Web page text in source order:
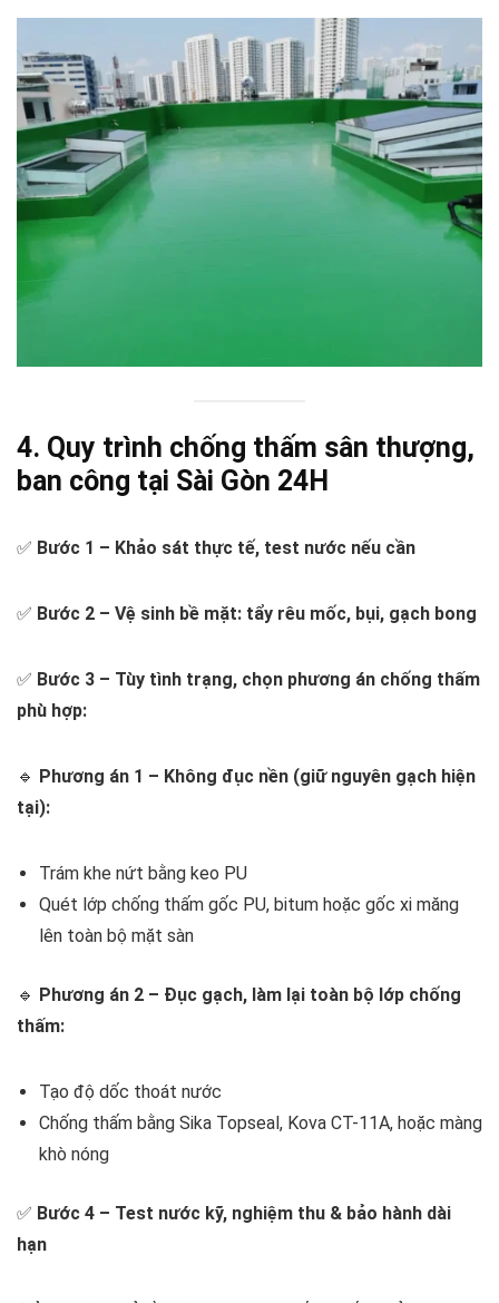
4. Quy trình chống thấm sân thượng,
ban công tại Sài Gòn 24H
✅ Bước 1 – Khảo sát thực tế, test nước nếu cần
✅ Bước 2 – Vệ sinh bề mặt: tẩy rêu mốc, bụi, gạch bong
✅ Bước 3 – Tùy tình trạng, chọn phương án chống thấm
phù hợp:
🔹 Phương án 1 – Không đục nền (giữ nguyên gạch hiện
tại):
Trám khe nứt bằng keo PU
Quét lớp chống thấm gốc PU, bitum hoặc gốc xi măng
lên toàn bộ mặt sàn
🔹 Phương án 2 – Đục gạch, làm lại toàn bộ lớp chống
thấm:
Tạo độ dốc thoát nước
Chống thấm bằng Sika Topseal, Kova CT-11A, hoặc màng
khò nóng
✅ Bước 4 – Test nước kỹ, nghiệm thu & bảo hành dài
hạn